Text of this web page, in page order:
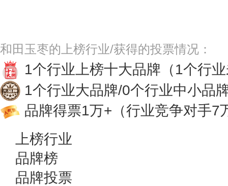
和田玉枣的上榜行业/获得的投票情况：
1个行业上榜十大品牌 （1个行
1个行业大品牌/0个行业中小品
品牌得票1万+ （行业竞争对手7
上榜行业
品牌榜
品牌投票